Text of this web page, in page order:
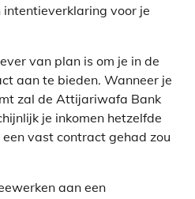
voor je
van plan is om je in de
aan te bieden. Wanneer je
zal de Attijariwafa Bank
je inkomen hetzelfde
vast contract gehad zou
aan een